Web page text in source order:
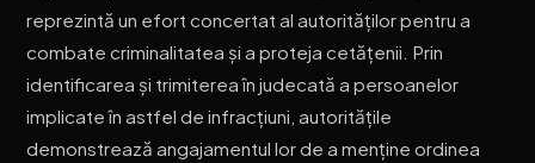
reprezintă un efort concertat al autorităților pentru a
combate criminalitatea și a proteja cetățenii. Prin
identificarea și trimiterea în judecată a persoanelor
implicate în astfel de infracțiuni, autoritățile
demonstrează angajamentul lor de a menține ordinea